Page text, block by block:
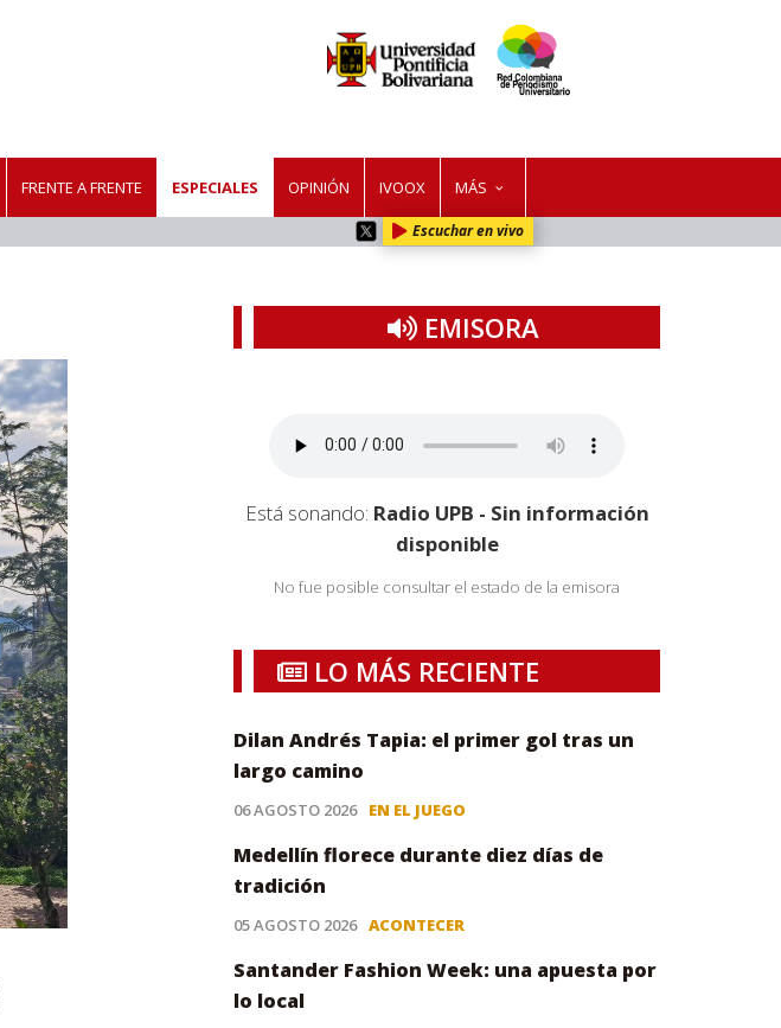
FRENTE A FRENTE ESPECIALES OPINIÓN IVOOX MÁS
Escuchar en vivo
EMISORA
Está sonando: Radio UPB - Sin información
disponible
No fue posible consultar el estado de la emisora
LO MÁS RECIENTE
Dilan Andrés Tapia: el primer gol tras un
largo camino
06 AGOSTO 2026 EN EL JUEGO
Medellín florece durante diez días de
tradición
05 AGOSTO 2026 ACONTECER
Santander Fashion Week: una apuesta por
lo local